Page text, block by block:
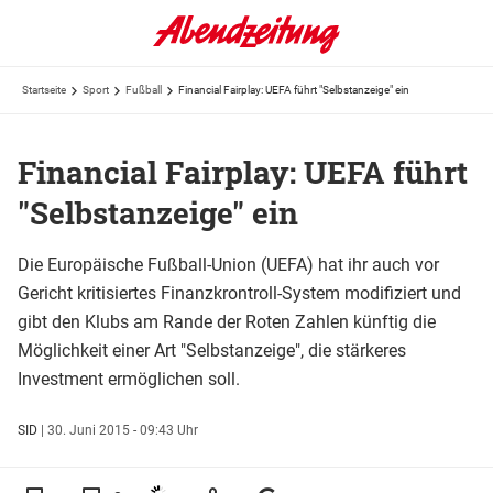
Startseite Sport Fußball Financial Fairplay: UEFA führt "Selbstanzeige" ein
Financial Fairplay: UEFA führt
"Selbstanzeige" ein
Die Europäische Fußball-Union (UEFA) hat ihr auch vor
Gericht kritisiertes Finanzkrontroll-System modifiziert und
gibt den Klubs am Rande der Roten Zahlen künftig die
Möglichkeit einer Art "Selbstanzeige", die stärkeres
Investment ermöglichen soll.
SID | 30. Juni 2015 - 09:43 Uhr